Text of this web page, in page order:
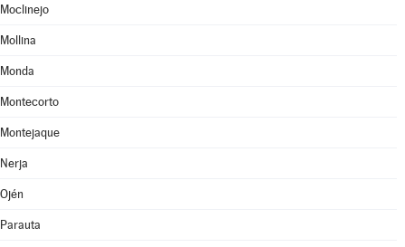
Moclinejo
Mollina
Monda
Montecorto
Montejaque
Nerja
Ojén
Parauta